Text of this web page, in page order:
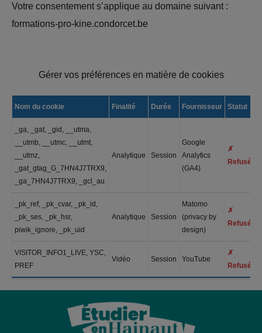
Votre consentement s’applique au domaine suivant :
formations-pro-kine.condorcet.be
Gérer vos préférences en matière de cookies
Nom du cookie Finalité Durée Fournisseur Statut
_ga, _gat, _gid, __utma,
__utmb, __utmc, __utmt,
__utmz,
_gat_gtag_G_7HN4J7TRX9,
_ga_7HN4J7TRX9, _gcl_au
Analytique Session
Google
Analytics
(GA4)
✗
Refusé
_pk_ref, _pk_cvar, _pk_id,
_pk_ses, _pk_hsr,
piwik_ignore, _pk_uid
Analytique Session
Matomo
(privacy by
design)
✗
Refusé
VISITOR_INFO1_LIVE, YSC,
PREF
Vidéo Session YouTube
✗
Refusé